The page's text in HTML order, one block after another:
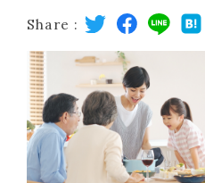
オンライン通販
(造り/焼物/蒸し/ボイ
弁当宅配・仕出し
Share :